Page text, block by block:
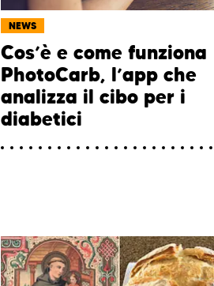
NEWS
Cos’è e come funziona
PhotoCarb, l’app che
analizza il cibo per i
diabetici